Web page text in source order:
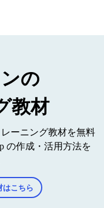
の
教材
レーニング教材を無料
の作成・活用方法を
はこちら